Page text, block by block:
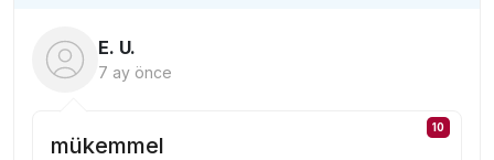
E. U.
7 ay önce
10
mükemmel